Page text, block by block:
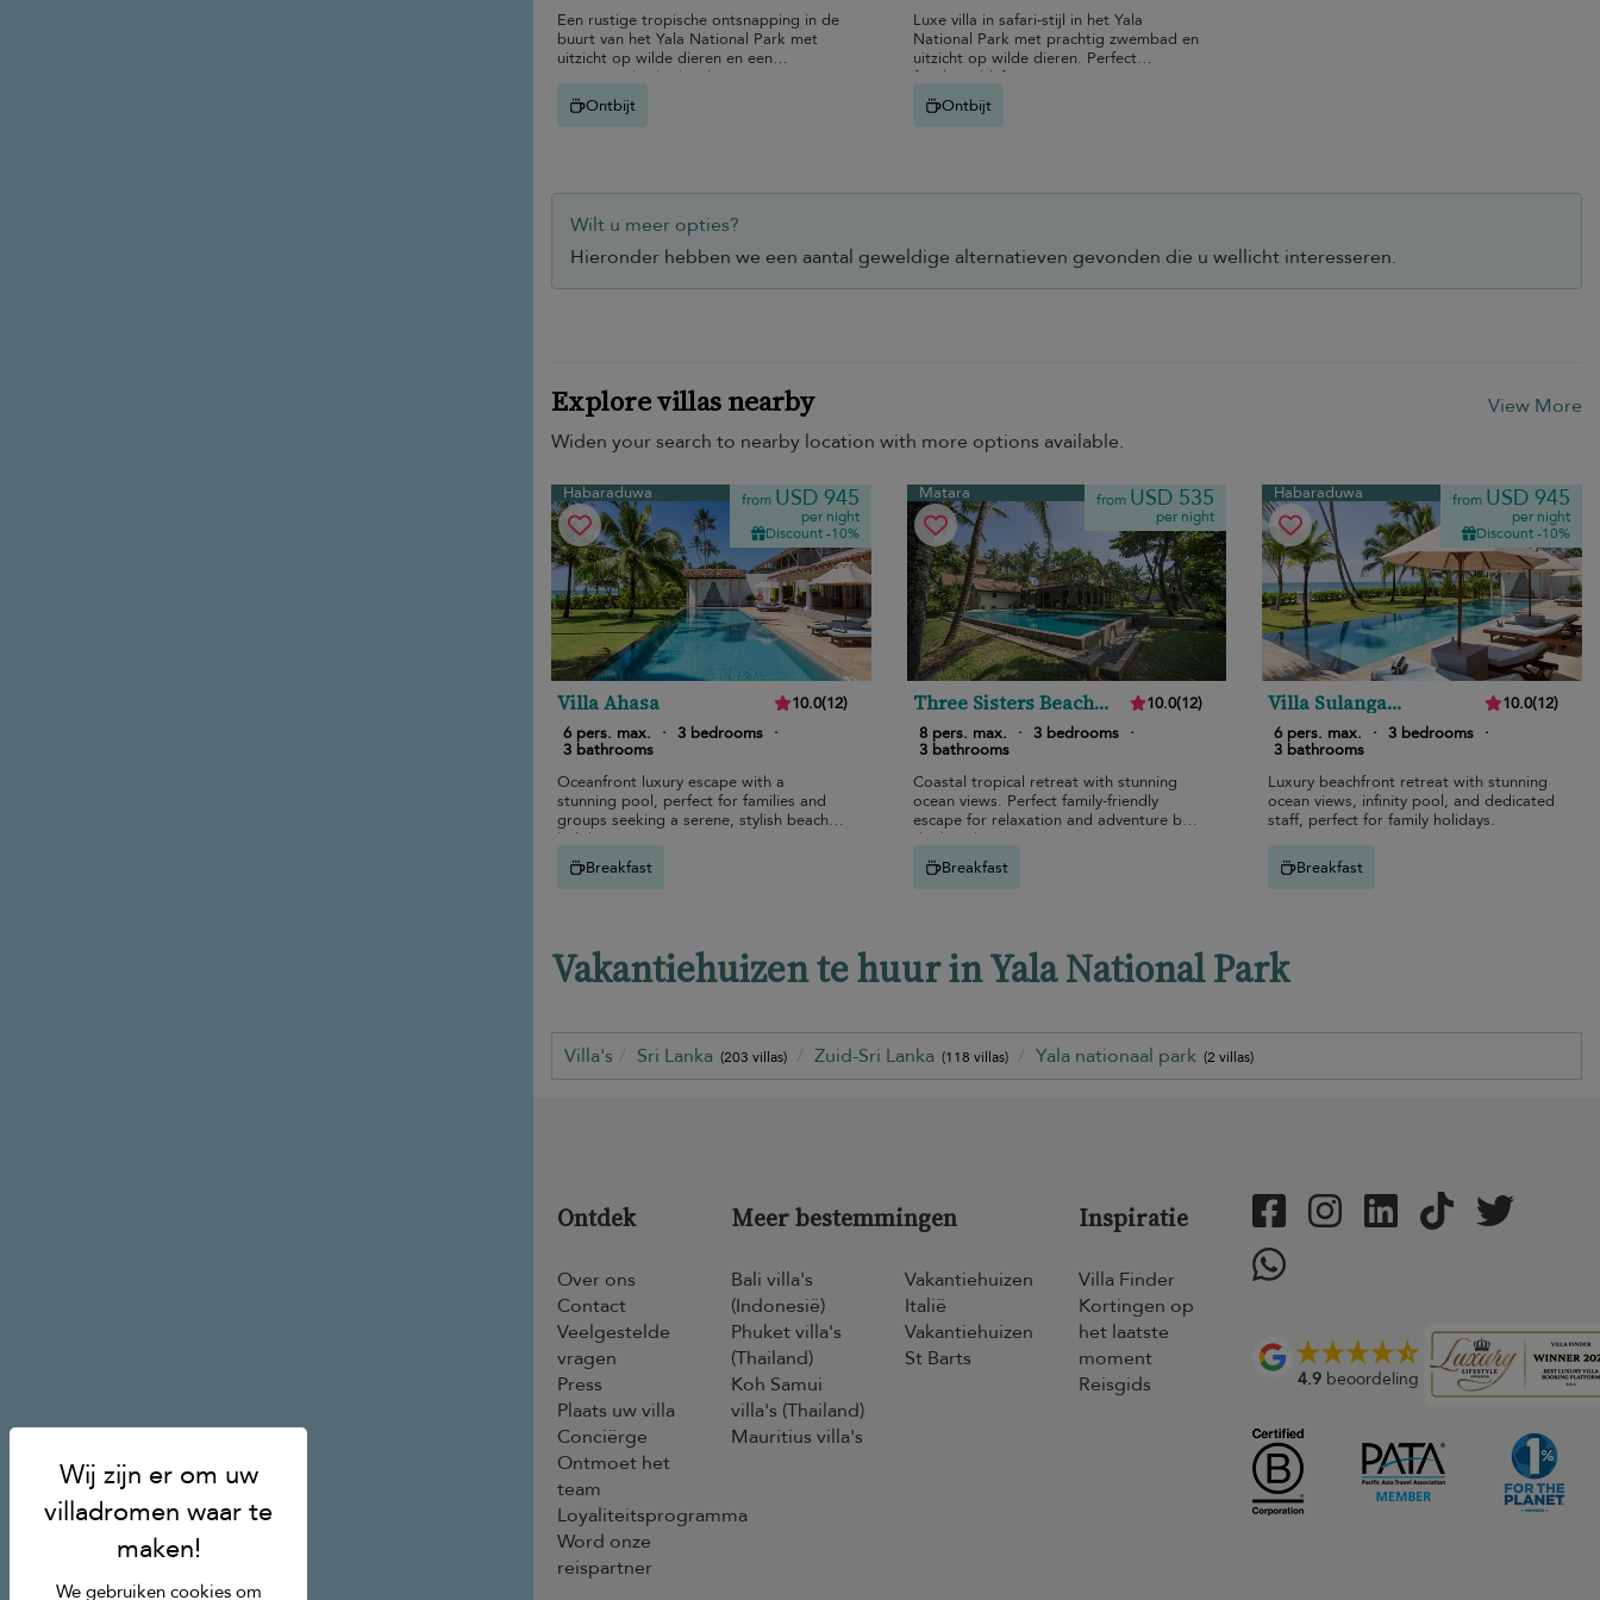
Een rustige tropische ontsnapping in de
buurt van het Yala National Park met
uitzicht op wilde dieren en een
privézwembad, ideaal voor een
ontspannen familieverblijf in de natuur.
Ontbijt
Luxe villa in safari-stijl in het Yala
National Park met prachtig zwembad en
uitzicht op wilde dieren. Perfect
familieverblijf.
Ontbijt
Wilt u meer opties?
Hieronder hebben we een aantal geweldige alternatieven gevonden die u wellicht interesseren.
Explore villas nearby
View More
Widen your search to nearby location with more options available.
Habaraduwa from USD 945
per night
Discount -10%
Villa Ahasa 10.0(12)
6 pers. max.
· 3 bedrooms ·
3 bathrooms
Oceanfront luxury escape with a
stunning pool, perfect for families and
groups seeking a serene, stylish beach
holiday.
Breakfast
Matara from USD 535
per night
Three Sisters Beach
House
10.0(12)
8 pers. max.
· 3 bedrooms ·
3 bathrooms
Coastal tropical retreat with stunning
ocean views. Perfect family-friendly
escape for relaxation and adventure by
the beach.
Breakfast
Habaraduwa from USD 945
per night
Discount -10%
Villa Sulanga
Habaraduwa
10.0(12)
6 pers. max.
· 3 bedrooms ·
3 bathrooms
Luxury beachfront retreat with stunning
ocean views, infinity pool, and dedicated
staff, perfect for family holidays.
Breakfast
Vakantiehuizen te huur in Yala National Park
Villa's Sri Lanka (203 villas) Zuid-Sri Lanka (118 villas) Yala nationaal park (2 villas)
Ontdek
Over ons
Contact
Veelgestelde
vragen
Press
Plaats uw villa
Conciërge
Ontmoet het
team
Loyaliteitsprogramma
Word onze
reispartner
Meer bestemmingen
Bali villa's
(Indonesië)
Phuket villa's
(Thailand)
Koh Samui
villa's (Thailand)
Mauritius villa's
Vakantiehuizen
Italië
Vakantiehuizen
St Barts
Inspiratie
Villa Finder
Kortingen op
het laatste
moment
Reisgids
4.9beoordeling
We gebruiken cookies om